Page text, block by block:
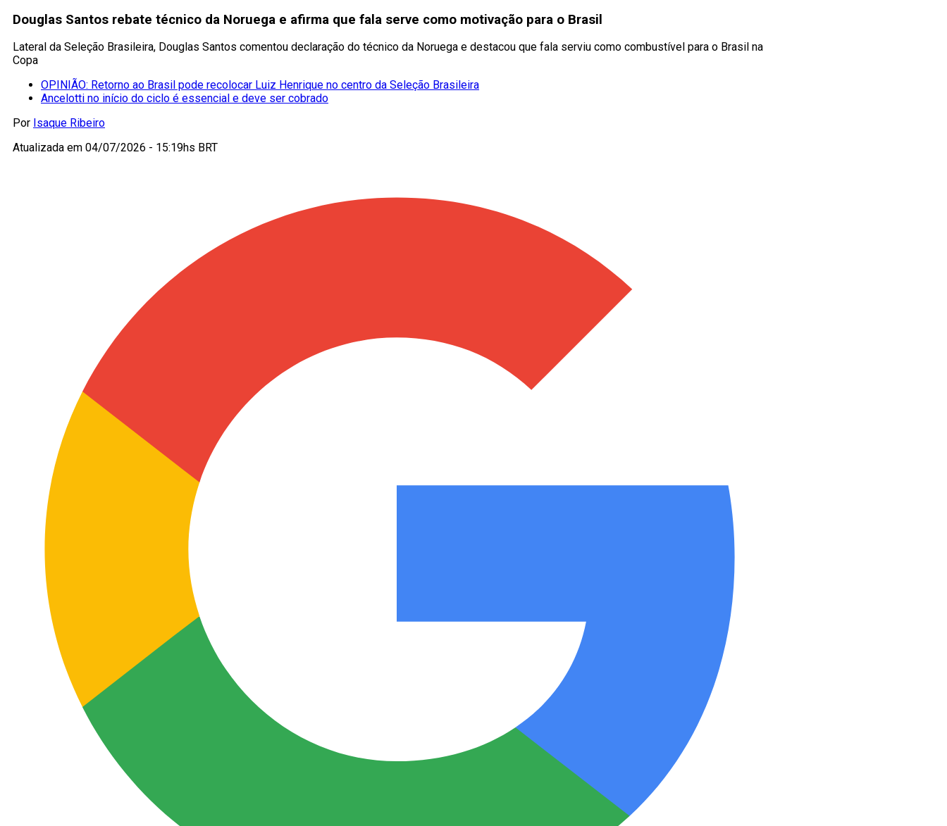
Douglas Santos rebate técnico da Noruega e afirma que fala serve como motivação para o Brasil
Lateral da Seleção Brasileira, Douglas Santos comentou declaração do técnico da Noruega e destacou que fala serviu como combustível para o Brasil na
Copa
OPINIÃO: Retorno ao Brasil pode recolocar Luiz Henrique no centro da Seleção Brasileira
Ancelotti no início do ciclo é essencial e deve ser cobrado
Por Isaque Ribeiro
Atualizada em 04/07/2026 - 15:19hs BRT